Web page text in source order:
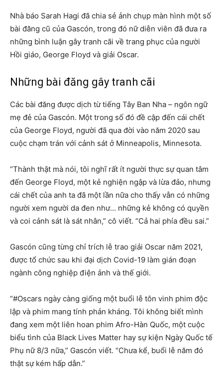
Nhà báo Sarah Hagi đã chia sẻ ảnh chụp màn hình một số
bài đăng cũ của Gascón, trong đó nữ diễn viên đã đưa ra
những bình luận gây tranh cãi về trang phục của người
Hồi giáo, George Floyd và giải Oscar.
Những bài đăng gây tranh cãi
Các bài đăng được dịch từ tiếng Tây Ban Nha – ngôn ngữ
mẹ đẻ của Gascón. Một trong số đó đề cập đến cái chết
của George Floyd, người đã qua đời vào năm 2020 sau
cuộc chạm trán với cảnh sát ở Minneapolis, Minnesota.
“Thành thật mà nói, tôi nghĩ rất ít người thực sự quan tâm
đến George Floyd, một kẻ nghiện ngập và lừa đảo, nhưng
cái chết của anh ta đã một lần nữa cho thấy vẫn có những
người xem người da đen như… những kẻ không có quyền
và coi cảnh sát là sát nhân,” cô viết. “Cả hai phía đều sai.”
Gascón cũng từng chỉ trích lễ trao giải Oscar năm 2021,
được tổ chức sau khi đại dịch Covid-19 làm gián đoạn
ngành công nghiệp điện ảnh và thế giới.
“#Oscars ngày càng giống một buổi lễ tôn vinh phim độc
lập và phim mang tính phản kháng. Tôi không biết mình
đang xem một liên hoan phim Afro-Hàn Quốc, một cuộc
biểu tình của Black Lives Matter hay sự kiện Ngày Quốc tế
Phụ nữ 8/3 nữa,” Gascón viết. “Chưa kể, buổi lễ năm đó
thật sự kém hấp dẫn.”